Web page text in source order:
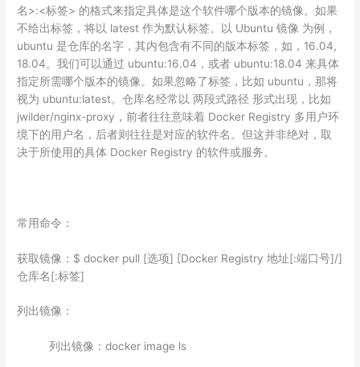
名>:<标签> 的格式来指定具体是这个软件哪个版本的镜像。如果
不给出标签，将以 latest 作为默认标签。以 Ubuntu 镜像 为例，
ubuntu 是仓库的名字，其内包含有不同的版本标签，如，16.04,
18.04。我们可以通过 ubuntu:16.04，或者 ubuntu:18.04 来具体
指定所需哪个版本的镜像。如果忽略了标签，比如 ubuntu，那将
视为 ubuntu:latest。仓库名经常以 两段式路径 形式出现，比如
jwilder/nginx-proxy，前者往往意味着 Docker Registry 多用户环
境下的用户名，后者则往往是对应的软件名。但这并非绝对，取
决于所使用的具体 Docker Registry 的软件或服务。
常用命令：
获取镜像：$ docker pull [选项] [Docker Registry 地址[:端口号]/]
仓库名[:标签]
列出镜像：
列出镜像：docker image ls